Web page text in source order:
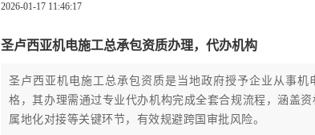
风险。
2026-01-17 11:46:17
圣卢西亚机电施工总承包资质办理，代办机构
圣卢西亚机电施工总承包资质是当地政府授予企业从事机
格，其办理需通过专业代办机构完成全套合规流程，涵盖资
属地化对接等关键环节，有效规避跨国审批风险。